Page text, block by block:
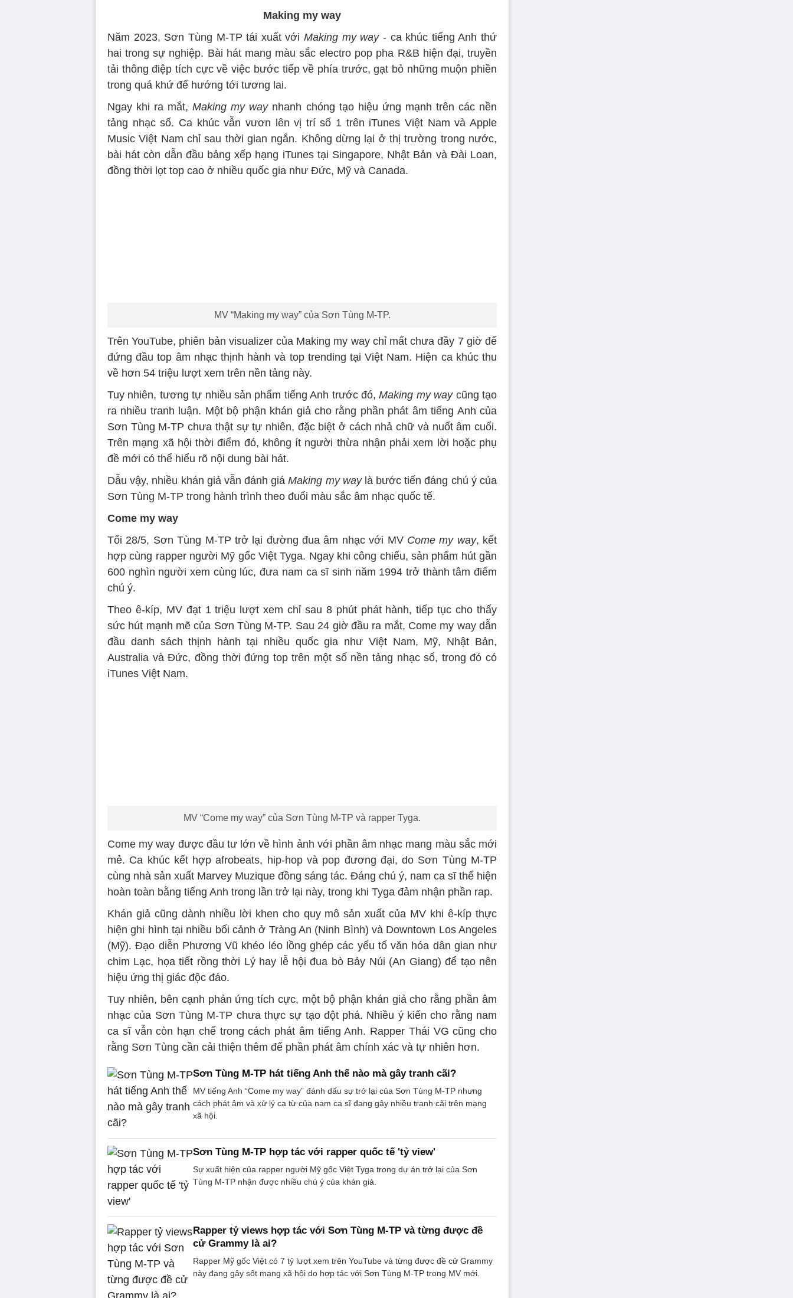
Making my way
Năm 2023, Sơn Tùng M-TP tái xuất với Making my way- ca khúc tiếng Anh thứ
hai trong sự nghiệp. Bài hát mang màu sắc electro pop pha R&B hiện đại, truyền
tải thông điệp tích cực về việc bước tiếp về phía trước, gạt bỏ những muộn phiền
trong quá khứ để hướng tới tương lai.
Ngay khi ra mắt,Making my waynhanh chóng tạo hiệu ứng mạnh trên các nền
tảng nhạc số. Ca khúc vẫn vươn lên vị trí số 1 trên iTunes Việt Nam và Apple
Music Việt Nam chỉ sau thời gian ngắn. Không dừng lại ở thị trường trong nước,
bài hát còn dẫn đầu bảng xếp hạng iTunes tại Singapore, Nhật Bản và Đài Loan,
đồng thời lọt top cao ở nhiều quốc gia như Đức, Mỹ và Canada.
MV “Making my way” của Sơn Tùng M-TP.
Trên YouTube, phiên bản visualizer của Making my way chỉ mất chưa đầy 7 giờ để
đứng đầu top âm nhạc thịnh hành và top trending tại Việt Nam. Hiện ca khúc thu
về hơn 54 triệu lượt xem trên nền tảng này.
Tuy nhiên, tương tự nhiều sản phẩm tiếng Anh trước đó,Making my waycũng tạo
ra nhiều tranh luận. Một bộ phận khán giả cho rằng phần phát âm tiếng Anh của
Sơn Tùng M-TP chưa thật sự tự nhiên, đặc biệt ở cách nhả chữ và nuốt âm cuối.
Trên mạng xã hội thời điểm đó, không ít người thừa nhận phải xem lời hoặc phụ
đề mới có thể hiểu rõ nội dung bài hát.
Dẫu vậy, nhiều khán giả vẫn đánh giáMaking my waylà bước tiến đáng chú ý của
Sơn Tùng M-TP trong hành trình theo đuổi màu sắc âm nhạc quốc tế.
Come my way
Tối 28/5, Sơn Tùng M-TP trở lại đường đua âm nhạc với MV Come my way, kết
hợp cùng rapper người Mỹ gốc Việt Tyga. Ngay khi công chiếu, sản phẩm hút gần
600 nghìn người xem cùng lúc, đưa nam ca sĩ sinh năm 1994 trở thành tâm điểm
chú ý.
Theo ê-kíp, MV đạt 1 triệu lượt xem chỉ sau 8 phút phát hành, tiếp tục cho thấy
sức hút mạnh mẽ của Sơn Tùng M-TP. Sau 24 giờ đầu ra mắt, Come my way dẫn
đầu danh sách thịnh hành tại nhiều quốc gia như Việt Nam, Mỹ, Nhật Bản,
Australia và Đức, đồng thời đứng top trên một số nền tảng nhạc số, trong đó có
iTunes Việt Nam.
MV “Come my way” của Sơn Tùng M-TP và rapper Tyga.
Come my way được đầu tư lớn về hình ảnh với phần âm nhạc mang màu sắc mới
mẻ. Ca khúc kết hợp afrobeats, hip-hop và pop đương đại, do Sơn Tùng M-TP
cùng nhà sản xuất Marvey Muzique đồng sáng tác. Đáng chú ý, nam ca sĩ thể hiện
hoàn toàn bằng tiếng Anh trong lần trở lại này, trong khi Tyga đảm nhận phần rap.
Khán giả cũng dành nhiều lời khen cho quy mô sản xuất của MV khi ê-kíp thực
hiện ghi hình tại nhiều bối cảnh ở Tràng An (Ninh Bình) và Downtown Los Angeles
(Mỹ). Đạo diễn Phương Vũ khéo léo lồng ghép các yếu tố văn hóa dân gian như
chim Lạc, họa tiết rồng thời Lý hay lễ hội đua bò Bảy Núi (An Giang) để tạo nên
hiệu ứng thị giác độc đáo.
Tuy nhiên, bên cạnh phản ứng tích cực, một bộ phận khán giả cho rằng phần âm
nhạc của Sơn Tùng M-TP chưa thực sự tạo đột phá. Nhiều ý kiến cho rằng nam
ca sĩ vẫn còn hạn chế trong cách phát âm tiếng Anh. Rapper Thái VG cũng cho
rằng Sơn Tùng cần cải thiện thêm để phần phát âm chính xác và tự nhiên hơn.
Sơn Tùng M-TP hát tiếng Anh thế nào mà gây tranh cãi?
MV tiếng Anh “Come my way” đánh dấu sự trở lại của Sơn Tùng M-TP nhưng
cách phát âm và xử lý ca từ của nam ca sĩ đang gây nhiều tranh cãi trên mạng
xã hội.
Sơn Tùng M-TP hợp tác với rapper quốc tế 'tỷ view'
Sự xuất hiện của rapper người Mỹ gốc Việt Tyga trong dự án trở lại của Sơn
Tùng M-TP nhận được nhiều chú ý của khán giả.
Rapper tỷ views hợp tác với Sơn Tùng M-TP và từng được đề
cử Grammy là ai?
Rapper Mỹ gốc Việt có 7 tỷ lượt xem trên YouTube và từng được đề cử Grammy
này đang gây sốt mạng xã hội do hợp tác với Sơn Tùng M-TP trong MV mới.